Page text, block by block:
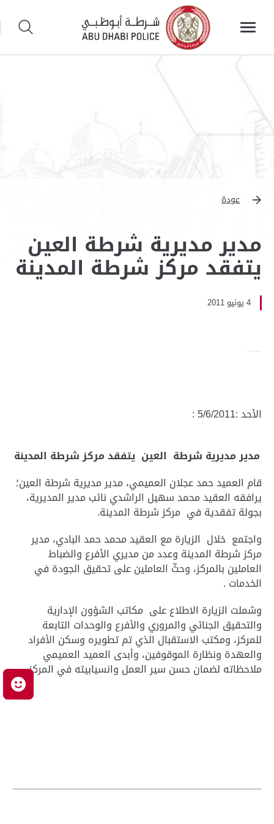
عودة
مدير مديرية شرطة العين
يتفقد مركز شرطة المدينة
4 يونيو 2011
الأحد :5/6/2011 :
مدير مديرية شرطة العين يتفقد مركز شرطة المدينة
قام العميد حمد عجلان العميمي، مدير مديرية شرطة العين؛
يرافقه العقيد محمد سهيل الراشدي نائب مدير المديرية،
بجولة تفقدية في مركز شرطة المدينة.
واجتمع خلال الزيارة مع العقيد محمد حمد البادي، مدير
مركز شرطة المدينة وعدد من مديري الأفرع والضباط
العاملين بالمركز، وحثّ العاملين على تحقيق الجودة في
الخدمات .
وشملت الزيارة الاطلاع على مكاتب الشؤون الإدارية
والتحقيق الجنائي والمروري والأفرع والوحدات التابعة
للمركز، ومكتب الاستقبال الذي تم تطويره وسكن الأفراد
والعهدة ونظارة الموقوفين، وأبدى العميد العميمي
ملاحظاته لضمان حسن سير العمل وانسيابيته في المركز.